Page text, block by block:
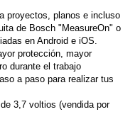
proyectos, planos e incluso
de Bosch "MeasureOn" o
en Android e iOS.
protección, mayor
durante el trabajo
a paso para realizar tus
3,7 voltios (vendida por